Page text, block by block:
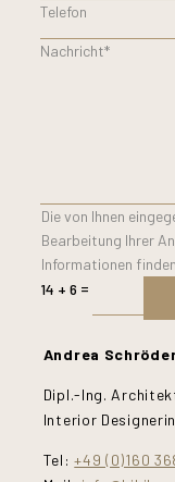
Die von Ihnen
Bearbeitung Ihrer
Informationen
14 + 6 =
Andrea
Dipl.-Ing.
Interior Designerin
Tel:+49 (0)160